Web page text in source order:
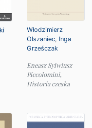
Włodzimierz
Olszaniec, Inga
Grześczak
Eneasz Sylwiusz
Piccolomini,
Historia czeska